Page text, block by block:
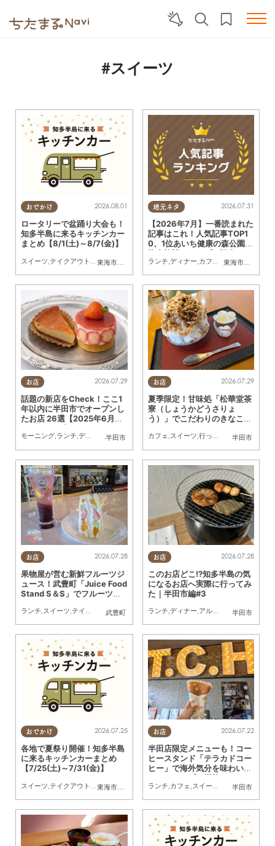
#スイーツ
おでかけ
東海市
,大府市 知多市,東浦町,阿久比町,半田市,常滑市
2026.08.01
ロータリーで盆踊り大会も！
知多半島に来るキッチンカー
まとめ【8/1(土)～8/7(金)】
スイーツ テイクアウト キッチンカー イベント,まとめ記事
地元ネタ
東海市
,大府市
2026.07.31
【2026年7月】一番読まれた
記事はこれ！人気記事TOP1
0、1位あいち健康の森公園内
複合施設のオープン記事
ランチ ディナー カフェ スイーツ
お店
半田市
2026.07.29
話題の新店をCheck！ここ1
年以内に半田市でオープンし
たお店 26選【2025年6月～
モーニング,ランチ,ディナー ,アルコール ラーメン,パン,カフェ,スイーツ,テイクアウ
お店
半田市
2026.07.29
夏季限定！甘味処「松華堂茶
寮（しょうかどうさりょ
う）」でこだわりのきなこか
カフェ,スイーツ,行ってみたレポ ,夫婦
お店
武豊町
2026.07.28
果物屋が営む新鮮フルーツジ
ュース！武豊町「Juice Food
Stand S＆S」でフルーツサ
ランチ,スイーツ,テイクアウト ,行ってみたレポ,夫婦,カップル,おひとりさま,友人
お店
半田市
2026.07.28
このお店どこ!?知多半島の気
になるお店へ実際に行ってみ
た｜半田市編#3
ランチ,ディナー,アルコール ,カフェ
おでかけ
東海市
,大府市 知多市,東浦町 ,阿久比町,半田市,常滑市
2026.07.25
各地で夏祭り開催！知多半島
に来るキッチンカーまとめ
【7/25(土)～7/31(金)】
スイーツ,テイクアウト ,キッチンカー イベント,まとめ記事
お店
半田市
2026.07.22
半田店限定メニューも！コー
ヒースタンド「テラカドコー
ヒー」で海外気分を味わいな
がらクレープを堪能してきた
ランチ,カフェ,スイーツ テイクアウト